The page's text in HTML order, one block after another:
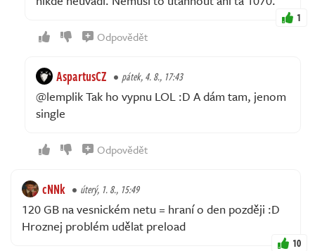
1
Odpovědět
AspartusCZ pátek, 4. 8., 17:43
@lemplik Tak ho vypnu LOL :D A dám tam, jenom
single
Odpovědět
cNNk úterý, 1. 8., 15:49
120 GB na vesnickém netu = hraní o den později :D
Hroznej problém udělat preload
10